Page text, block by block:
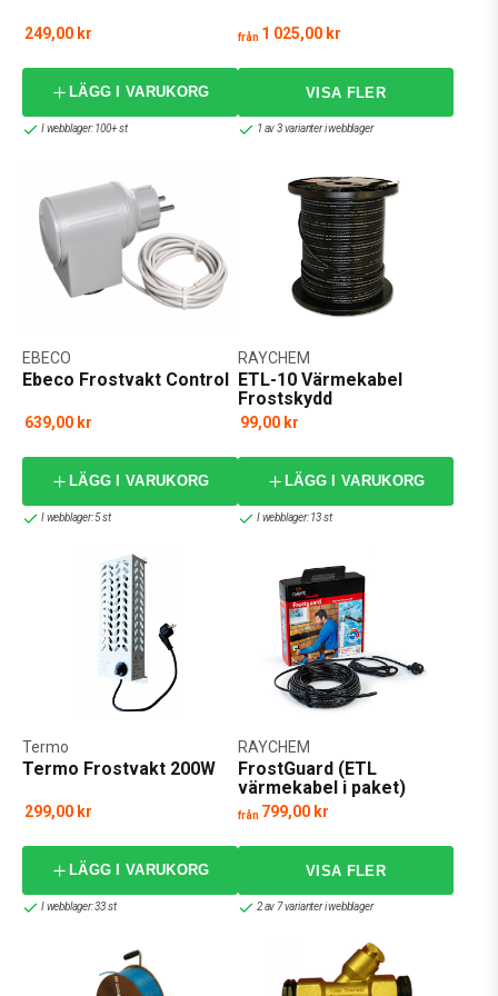
249,00 kr
LÄGG I VARUKORG
I webblager: 100+ st
från 1 025,00 kr
1 av 3 varianter i webblager
EBECO
Ebeco Frostvakt Control
639,00 kr
LÄGG I VARUKORG
I webblager: 5 st
RAYCHEM
ETL-10 Värmekabel
Frostskydd
99,00 kr
LÄGG I VARUKORG
I webblager: 13 st
Termo
Termo Frostvakt 200W
299,00 kr
LÄGG I VARUKORG
I webblager: 33 st
RAYCHEM
FrostGuard (ETL
värmekabel i paket)
från 799,00 kr
2 av 7 varianter i webblager